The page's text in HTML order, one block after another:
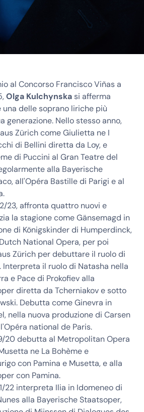
al Concorso Francisco Viñas a
Olga Kulchynska si afferma
delle soprano liriche più
generazione. Nello stesso anno,
Zürich come Giulietta ne I
di Bellini diretta da Loy, e
di Puccini al Gran Teatre del
alla Bayerische
all'Opéra Bastille di Parigi e al
23, affronta quattro nuovi e
la stagione come Gänsemagd in
di Königskinder di Humperdinck,
National Opera, per poi
Zürich per debuttare il ruolo di
Interpreta il ruolo di Natasha nella
e Pace di Prokofiev alla
diretta da Tcherniakov e sotto
Debutta come Ginevra in
nella nuova produzione di Carsen
national de Paris.
20 debutta al Metropolitan Opera
ne La Bohème e
con Pamina e Musetta, e alla
con Pamina.
22 interpreta Ilia in Idomeneo di
alla Bayerische Staatsoper,